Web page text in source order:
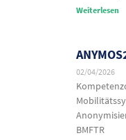
Weiterlesen
02/04/2026
BMFTR